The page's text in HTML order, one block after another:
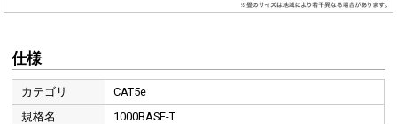
仕様
カテゴリ
CAT5e
規格名
1000BASE-T